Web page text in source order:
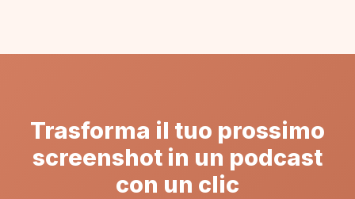
Trasforma il tuo prossimo
screenshot in un podcast
con un clic